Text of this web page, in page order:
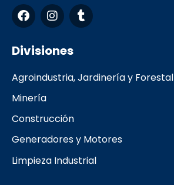
F
a
c
e
b
o
k
I
n
s
t
a
r
T
u
m
Divisiones
Agroindustria, Jardinería y Forestal
Minería
Construcción
Generadores y Motores
Limpieza Industrial